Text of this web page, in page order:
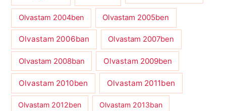
Olvastam 2004ben Olvastam 2005ben
Olvastam 2006ban Olvastam 2007ben
Olvastam 2008ban Olvastam 2009ben
Olvastam 2010ben Olvastam 2011ben
Olvastam 2012ben Olvastam 2013ban